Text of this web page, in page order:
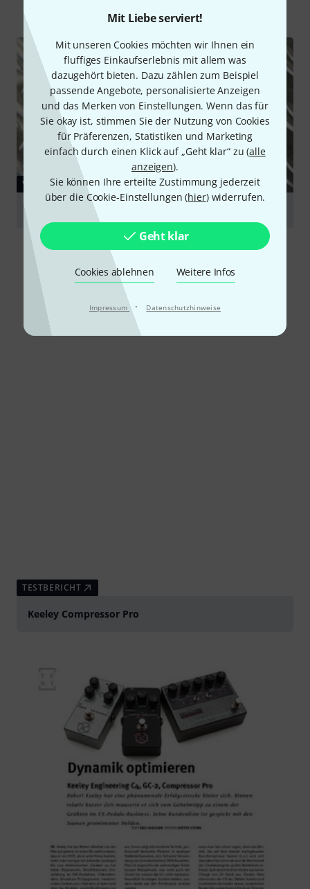
Mit Liebe serviert!
Mit unseren Cookies möchten wir Ihnen ein
fluffiges Einkaufserlebnis mit allem was
dazugehört bieten. Dazu zählen zum Beispiel
passende Angebote, personalisierte Anzeigen
und das Merken von Einstellungen. Wenn das für
Sie okay ist, stimmen Sie der Nutzung von Cookies
für Präferenzen, Statistiken und Marketing
einfach durch einen Klick auf „Geht klar“ zu (alle
anzeigen).
Sie können Ihre erteilte Zustimmung jederzeit
über die Cookie-Einstellungen (hier) widerrufen.
Geht klar
Cookies ablehnen Weitere Infos
Impressum · Datenschutzhinweise
VIDEO
Keeley Compressor Pro
abspielen
TESTBERICHT
Keeley Compressor Pro